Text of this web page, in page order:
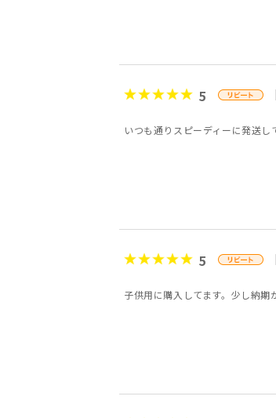
5
いつも通りスピーディーに発送し
5
子供用に購入してます。少し納期